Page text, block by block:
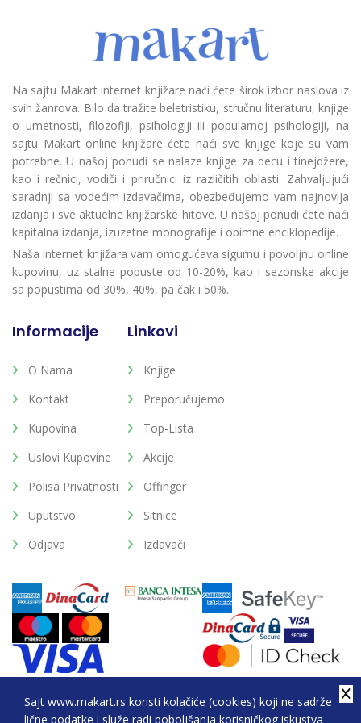
Sajt www.makart.rs koristi kolačiće (cookies) koji ne sadrže
lične podatke i služe radi poboljšanja korisničkog iskustva
Na sajtu Makart internet knjižare naći ćete širok izbor naslova iz
svih žanrova. Bilo da tražite beletristiku, stručnu literaturu, knjige
o umetnosti, filozofiji, psihologiji ili popularnoj psihologiji, na
sajtu Makart online knjižare ćete naći sve knjige koje su vam
potrebne. U našoj ponudi se nalaze knjige za decu i tinejdžere,
kao i rečnici, vodiči i priručnici iz različitih oblasti. Zahvaljujući
saradnji sa vodećim izdavačima, obezbeđujemo vam najnovija
izdanja i sve aktuelne knjižarske hitove. U našoj ponudi ćete naći
kapitalna izdanja, izuzetne monografije i obimne enciklopedije.
Naša internet knjižara vam omogućava sigurnu i povoljnu online
kupovinu, uz stalne popuste od 10-20%, kao i sezonske akcije
sa popustima od 30%, 40%, pa čak i 50%.
Informacije
O Nama
Kontakt
Kupovina
Uslovi Kupovine
Polisa Privatnosti
Uputstvo
Odjava
Linkovi
Knjige
Preporučujemo
Top-Lista
Akcije
Offinger
Sitnice
Izdavači